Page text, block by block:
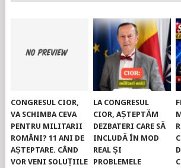
CONGRESUL CIOR,
VA SCHIMBA CEVA
PENTRU MILITARII
ROMÂNI? 11 ANI DE
AȘTEPTARE. CÂND
VOR VENI SOLUȚIILE
LA CONGRESUL
CIOR, AȘTEPTĂM
DEZBATERI CARE SĂ
INCLUDĂ ÎN MOD
REAL ȘI
PROBLEMELE